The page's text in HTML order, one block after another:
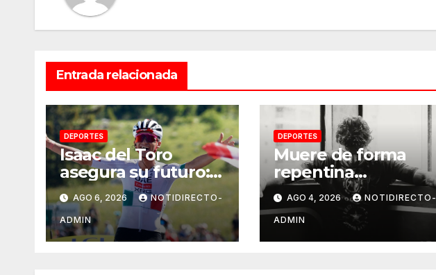
Entrada relacionada
DEPORTES
Isaac del Toro
asegura su futuro:
renueva con UAE
Team Emirates
hasta 2031
AGO 6, 2026 NOTIDIRECTO-
ADMIN
DEPORTES
Muere de forma
repentina
expeleador de la
UFC; investigan las
causas
AGO 4, 2026 NOTIDIRECTO-
ADMIN